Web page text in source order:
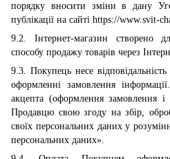
порядку вносити зміни в дану
публікації на сайті https://www.svit-
9.2. Інтернет-магазин створено
способу продажу товарів через
9.3. Покупець несе відповідальність
оформленні замовлення
акцепта (оформлення замовлення
Продавцю свою згоду на збір,
своїх персональних даних у
персональних даних».